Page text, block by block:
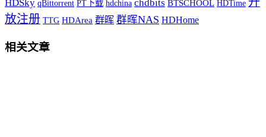
HDSky qBittorrent PT下载 hdchina chdbits BTSCHOOL HDTime
放注册 TTG HDArea 群晖 群晖NAS HDHome
相关文章